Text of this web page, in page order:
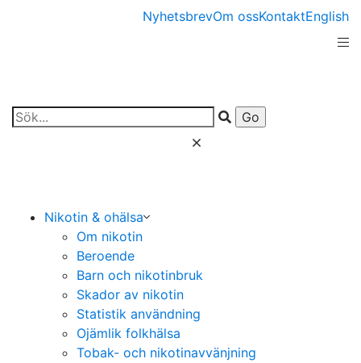
NyhetsbrevOm ossKontaktEnglish
Nikotin & ohälsa
Om nikotin
Beroende
Barn och nikotinbruk
Skador av nikotin
Statistik användning
Ojämlik folkhälsa
Tobak- och nikotinavvänjning